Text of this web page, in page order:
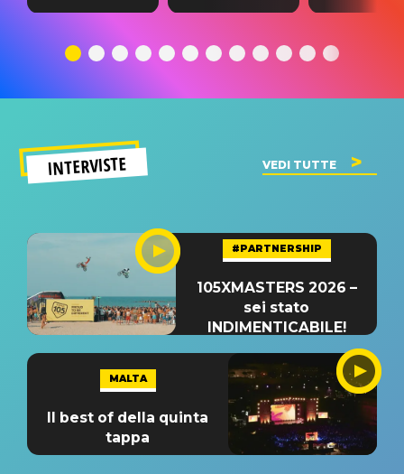
testo,
significato
traduzione e
del singolo
testo,
INTERVISTE VEDI TUTTE
#PARTNERSHIP
105XMASTERS 2026 –
sei stato
INDIMENTICABILE!
MALTA
Il best of della quinta
tappa